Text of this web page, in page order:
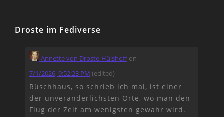
Droste im Fediverse
Annette von Droste-Hülshoffon
7/1/2026, 9:52:23 PM (edited)
Rüschhaus, so schrieb ich mal, ist einer
der unveränderlichsten Orte, wo man den
Flug der Zeit am wenigsten gewahr wird.